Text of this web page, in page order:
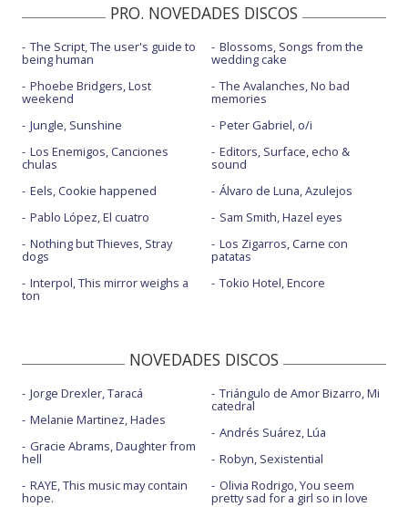
PRO. NOVEDADES DISCOS
The Script, The user's guide to
being human
Phoebe Bridgers, Lost
weekend
Jungle, Sunshine
Los Enemigos, Canciones
chulas
Eels, Cookie happened
Pablo López, El cuatro
Nothing but Thieves, Stray
dogs
Interpol, This mirror weighs a
ton
Blossoms, Songs from the
wedding cake
The Avalanches, No bad
memories
Peter Gabriel, o/i
Editors, Surface, echo &
sound
Álvaro de Luna, Azulejos
Sam Smith, Hazel eyes
Los Zigarros, Carne con
patatas
Tokio Hotel, Encore
NOVEDADES DISCOS
Jorge Drexler, Taracá
Melanie Martinez, Hades
Gracie Abrams, Daughter from
hell
RAYE, This music may contain
hope.
Triángulo de Amor Bizarro, Mi
catedral
Andrés Suárez, Lúa
Robyn, Sexistential
Olivia Rodrigo, You seem
pretty sad for a girl so in love